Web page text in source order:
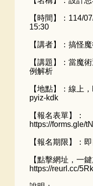
【時間】：114/
15:30
【講者】：搞怪
【講題】：當魔
例解析
【地點】：線上
pyiz-kdk
【報名表單】：
https://forms.gle/
【報名期限】：
【點擊網址，一
https://reurl.cc/